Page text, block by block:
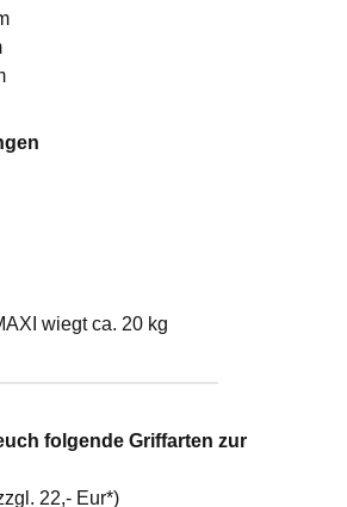
wiegt ca. 20 kg
folgende Griffarten zur
22,- Eur*)